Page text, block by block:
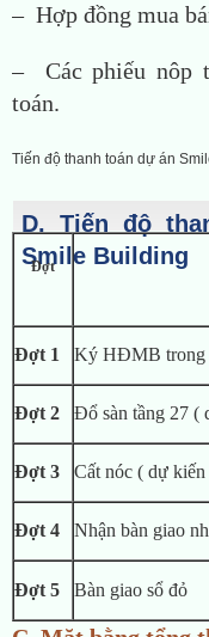
– Hợp đồng mua
– Các phiếu nôp
toán.
Tiến độ thanh toán dự án
D. Tiến độ
Smile Building
Đợt
Đợt 1 Ký HĐMB trong
Đợt 2 Đổ sàn tầng 27 (
Đợt 3 Cất nóc ( dự
Đợt 4 Nhận bàn giao
Đợt 5 Bàn giao sổ đỏ